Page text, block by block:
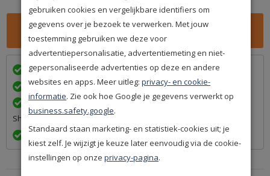
Wij bezorgen in
met
Achteraf betalen na levering is mogelijk
Een betrouwbare levering door ons lidmaatschap van Q-
Shops
Exact volgens afspraak en met Track & Trace informatie
gebruiken cookies en vergelijkbare identifiers om
gegevens over je bezoek te verwerken. Met jouw
toestemming gebruiken we deze voor
advertentiepersonalisatie, advertentiemeting en niet-
gepersonaliseerde advertenties op deze en andere
websites en apps. Meer uitleg:privacy- en cookie-
informatie. Zie ook hoe Google je gegevens verwerkt op
business.safety.google.
Standaard staan marketing- en statistiek-cookies uit; je
kiest zelf. Je wijzigt je keuze later eenvoudig via de cookie-
instellingen op onzeprivacy-pagina.